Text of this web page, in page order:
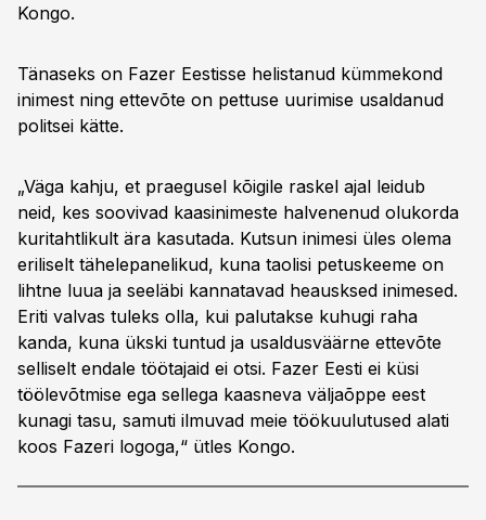
Kongo.
Tänaseks on Fazer Eestisse helistanud kümmekond
inimest ning ettevõte on pettuse uurimise usaldanud
politsei kätte.
„Väga kahju, et praegusel kõigile raskel ajal leidub
neid, kes soovivad kaasinimeste halvenenud olukorda
kuritahtlikult ära kasutada. Kutsun inimesi üles olema
eriliselt tähelepanelikud, kuna taolisi petuskeeme on
lihtne luua ja seeläbi kannatavad heausksed inimesed.
Eriti valvas tuleks olla, kui palutakse kuhugi raha
kanda, kuna ükski tuntud ja usaldusväärne ettevõte
selliselt endale töötajaid ei otsi. Fazer Eesti ei küsi
töölevõtmise ega sellega kaasneva väljaõppe eest
kunagi tasu, samuti ilmuvad meie töökuulutused alati
koos Fazeri logoga,“ ütles Kongo.